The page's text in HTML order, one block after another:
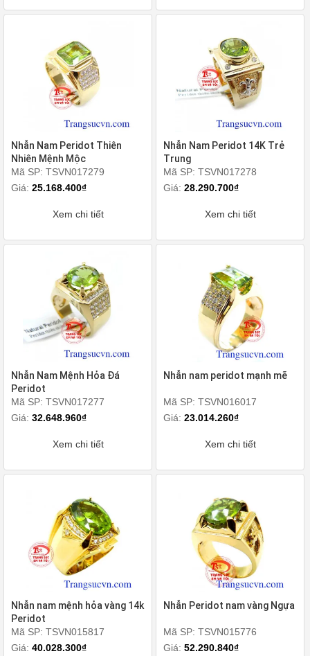
Nhẫn Nam Peridot Thiên
Nhiên Mệnh Mộc
Mã SP: TSVN017279
Giá: 25.168.400₫
Xem chi tiết
Nhẫn Nam Peridot 14K Trẻ
Trung
Mã SP: TSVN017278
Giá:28.290.700₫
Xem chi tiết
Nhẫn Nam Mệnh Hỏa Đá
Peridot
Mã SP: TSVN017277
Giá: 32.648.960₫
Xem chi tiết
Nhẫn nam peridot mạnh mẽ
Mã SP: TSVN016017
Giá:23.014.260₫
Xem chi tiết
Nhẫn nam mệnh hỏa vàng 14k
Peridot
Mã SP: TSVN015817
Giá: 40.028.300₫
Nhẫn Peridot nam vàng Ngựa
Mã SP: TSVN015776
Giá:52.290.840₫